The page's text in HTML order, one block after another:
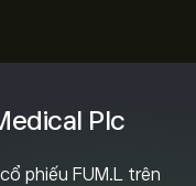
Plc
phiếu FUM.L trên